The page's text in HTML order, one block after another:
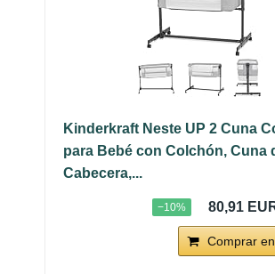
Kinderkraft Neste UP 2 Cuna
para Bebé con Colchón, Cuna
Cabecera,...
−10% 80,91
Comprar